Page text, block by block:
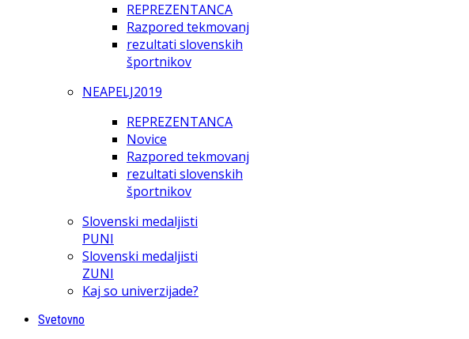
REPREZENTANCA
Razpored tekmovanj
rezultati slovenskih
športnikov
NEAPELJ2019
REPREZENTANCA
Novice
Razpored tekmovanj
rezultati slovenskih
športnikov
Slovenski medaljisti
PUNI
Slovenski medaljisti
ZUNI
Kaj so univerzijade?
Svetovno